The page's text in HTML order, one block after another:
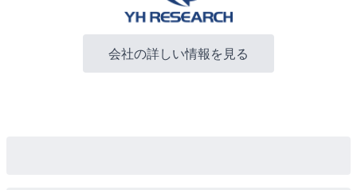
会社の詳しい情報を見る